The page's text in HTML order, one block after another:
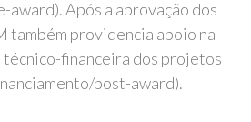
award). Após a aprovação dos
também providencia apoio na
técnico-financeira dos projetos
post-award).